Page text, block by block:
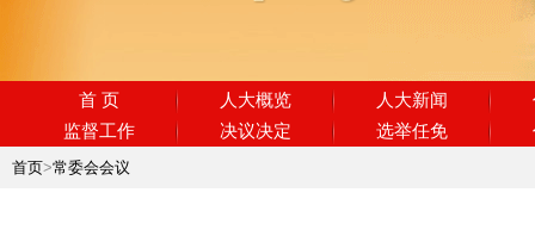
首 页 人大概览 人大新闻
监督工作
决议决定 选举任免
首页>常委会会议